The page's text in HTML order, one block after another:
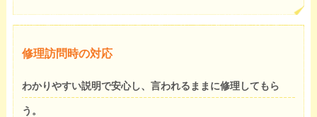
修理訪問時の対応
わかりやすい説明で安心し、言われるままに修理してもら
う。